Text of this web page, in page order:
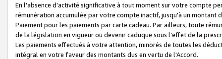
En l'absence d'activité significative à tout moment sur votre compte
rémunération accumulée par votre compte inactif, jusqu'à un montant
Paiement pour les paiements par carte cadeau. Par ailleurs, toute
de la législation en vigueur ou devenir caduque sous l’effet de la
Les paiements effectués à votre attention, minorés de toutes les
intégral en votre faveur des montants dus en vertu de l'Accord.